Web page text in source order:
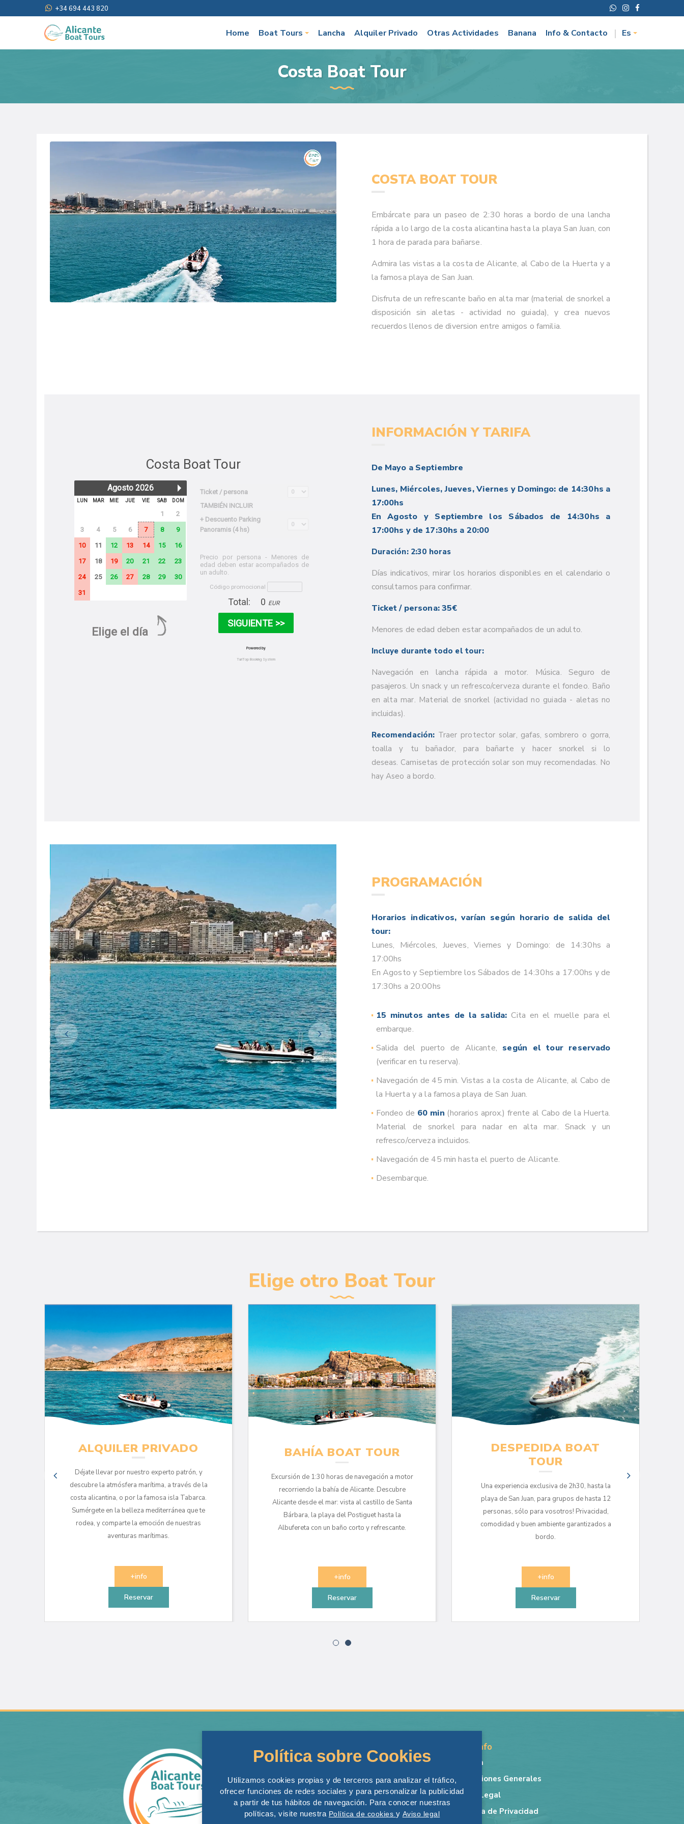
Política sobre Cookies
Utilizamos cookies propias y de terceros para analizar el tráfico,
ofrecer funciones de redes sociales y para personalizar la publicidad
a partir de tus hábitos de navegación. Para conocer nuestras
políticas, visite nuestra Política de cookies y Aviso legal
+34 694 443 820
Home Boat Tours Lancha Alquiler Privado Otras Actividades Banana Info & Contacto Es
Costa Boat Tour
COSTA BOAT TOUR
Embárcate para un paseo de 2:30 horas a bordo de una lancha
rápida a lo largo de la costa alicantina hasta la playa San Juan, con
1 hora de parada para bañarse.
Admira las vistas a la costa de Alicante, al Cabo de la Huerta y a
la famosa playa de San Juan.
Disfruta de un refrescante baño en alta mar (material de snorkel a
disposición sin aletas - actividad no guiada), y crea nuevos
recuerdos llenos de diversion entre amigos o familia.
INFORMACIÓN Y TARIFA
De Mayo a Septiembre
Lunes, Miércoles, Jueves, Viernes y Domingo: de 14:30hs a
17:00hs
En Agosto y Septiembre los Sábados de 14:30hs a
17:00hs y de 17:30hs a 20:00
Duración: 2:30 horas
Días indicativos, mirar los horarios disponibles en el calendario o
consultarnos para confirmar.
Ticket / persona: 35€
Menores de edad deben estar acompañados de un adulto.
Incluye durante todo el tour:
Navegación en lancha rápida a motor. Música. Seguro de
pasajeros. Un snack y un refresco/cerveza durante el fondeo. Baño
en alta mar. Material de snorkel (actividad no guiada - aletas no
incluidas).
Recomendación: Traer protector solar, gafas, sombrero o gorra,
toalla y tu bañador, para bañarte y hacer snorkel si lo
deseas. Camisetas de protección solar son muy recomendadas. No
hay Aseo a bordo.
PROGRAMACIÓN
Horarios indicativos, varían según horario de salida del
tour:
Lunes, Miércoles, Jueves, Viernes y Domingo: de 14:30hs a
17:00hs
En Agosto y Septiembre los Sábados de 14:30hs a 17:00hs y de
17:30hs a 20:00hs
15 minutos antes de la salida: Cita en el muelle para el
embarque.
Salida del puerto de Alicante, según el tour reservado
(verificar en tu reserva).
Navegación de 45 min. Vistas a la costa de Alicante, al Cabo de
la Huerta y a la famosa playa de San Juan.
Fondeo de 60 min (horarios aprox.) frente al Cabo de la Huerta.
Material de snorkel para nadar en alta mar. Snack y un
refresco/cerveza incluidos.
Navegación de 45 min hasta el puerto de Alicante.
Desembarque.
Elige otro Boat Tour
ALQUILER PRIVADO
Déjate llevar por nuestro experto patrón, y
descubre la atmósfera marítima, a través de la
costa alicantina, o por la famosa isla Tabarca.
Sumérgete en la belleza mediterránea que te
rodea, y comparte la emoción de nuestras
aventuras marítimas.
+info
Reservar
BAHÍA BOAT TOUR
Excursión de 1:30 horas de navegación a motor
recorriendo la bahía de Alicante. Descubre
Alicante desde el mar: vista al castillo de Santa
Bárbara, la playa del Postiguet hasta la
Albufereta con un baño corto y refrescante.
+info
Reservar
DESPEDIDA BOAT
TOUR
Una experiencia exclusiva de 2h30, hasta la
playa de San Juan, para grupos de hasta 12
personas, sólo para vosotros! Privacidad,
comodidad y buen ambiente garantizados a
bordo.
+info
Reservar
Contacto
Excursiones Marítimas SL
Calle Alemania n 3, 03003 Alicante
Tel: +34 694 443 820
Cell: +34 602 519 239
Tabarca Boat Tour
Costa Boat Tour
Banana
Alquiler Privado
Más info
Lancha
Condiciones Generales
Aviso Legal
Política de Privacidad